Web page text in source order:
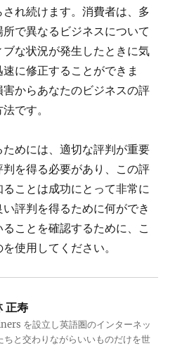
れ続けます。消費者は、多
で異なるビジネスについて
な状況が発生したときに気
に修正することができま
からあなたのビジネスの評
です。
めには、適切な評判が重要
を得る必要があり、この評
ことは成功にとって非常に
評判を得るために何ができ
ことを確認するために、こ
使用してください。
正寿
を設立し英語圏のインターネッ
ちと交わりながらいいものだけを世